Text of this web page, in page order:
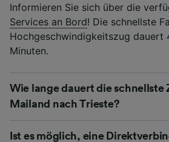
Informieren Sie sich über die
Services an Bord! Die schnellste
Hochgeschwindigkeitszug dauert
Minuten.
Wie lange dauert die schnellste
Mailand nach Trieste?
Ist es möglich, eine